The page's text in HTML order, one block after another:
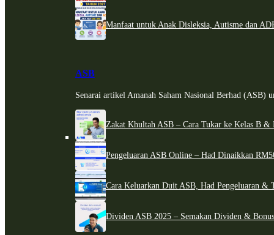
Manfaat untuk Anak Disleksia, Autisme dan
ASB
Senarai artikel Amanah Saham Nasional Berhad (ASB)
Zakat Khultah ASB – Cara Tukar ke Kelas B &
Pengeluaran ASB Online – Had Dinaikkan
Cara Keluarkan Duit ASB, Had Pengeluaran &
Dividen ASB 2025 – Semakan Dividen &